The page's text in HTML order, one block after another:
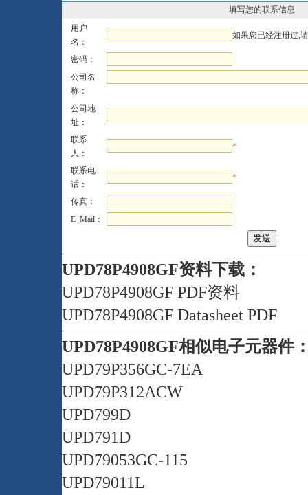
填写您的联系信息
用户
名：
如果您已经注册过,
密码：
公司名
称：
公司地
址：
联系
人：
*
联系电
话：
*
传真：
E_Mail：
UPD78P4908GF资料下载：
UPD78P4908GF PDF资料
UPD78P4908GF Datasheet PDF
UPD78P4908GF相似电子元器件
UPD79P356GC-7EA
UPD79P312ACW
UPD799D
UPD791D
UPD79053GC-115
UPD79011L